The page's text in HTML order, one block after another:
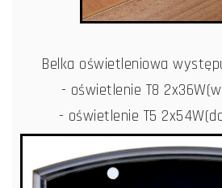
Belka oświetleniowa
- oświetlenie T8
- oświetlenie T5